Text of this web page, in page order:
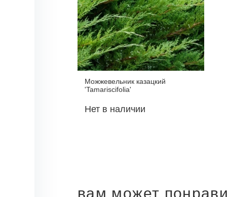
Можжевельник казацкий
'Tamariscifolia'
Нет в наличии
вам может